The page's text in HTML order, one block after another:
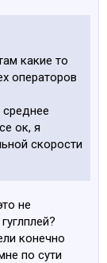
какие то
операторов
ок, я
скорости
тоже
не
конечно
по сути